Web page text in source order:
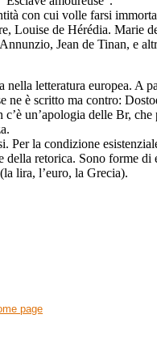
con cui volle farsi
Louise de Hérédia. Marie
Jean de Tinan, e
letteratura europea. A
è scritto ma contro:
un’apologia delle Br,
la condizione
retorica. Sono forme
lira, l’euro, la Grecia).
page